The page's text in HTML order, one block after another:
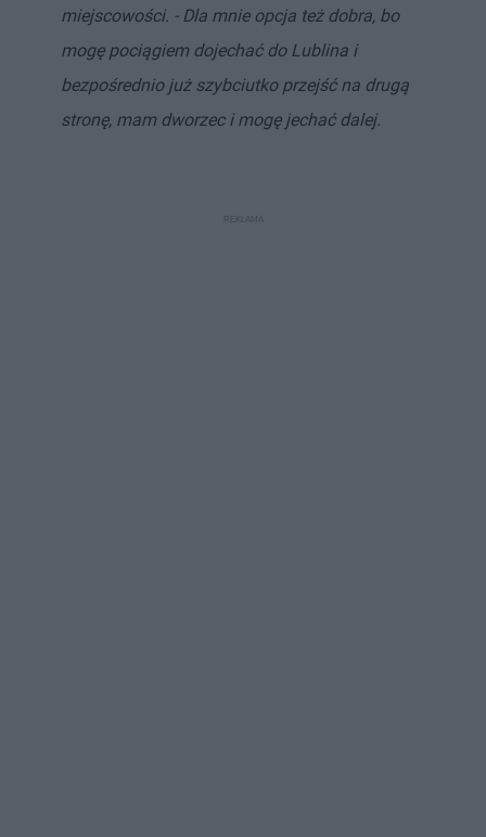
miejscowości. - Dla mnie opcja też dobra, bo
mogę pociągiem dojechać do Lublina i
bezpośrednio już szybciutko przejść na drugą
stronę, mam dworzec i mogę jechać dalej.